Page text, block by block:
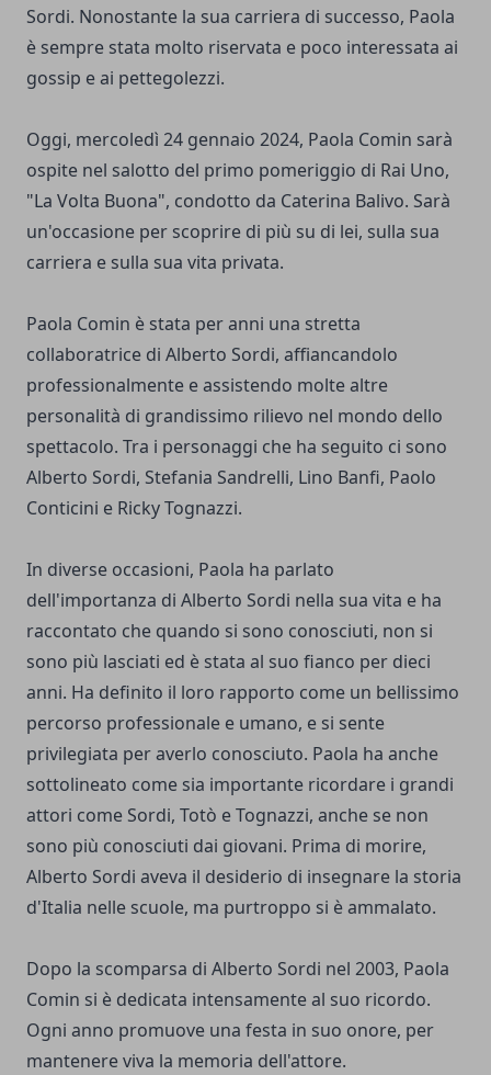
Sordi. Nonostante la sua carriera di successo, Paola
è sempre stata molto riservata e poco interessata ai
gossip e ai pettegolezzi.
Oggi, mercoledì 24 gennaio 2024, Paola Comin sarà
ospite nel salotto del primo pomeriggio di Rai Uno,
"La Volta Buona", condotto da Caterina Balivo. Sarà
un'occasione per scoprire di più su di lei, sulla sua
carriera e sulla sua vita privata.
Paola Comin è stata per anni una stretta
collaboratrice di Alberto Sordi, affiancandolo
professionalmente e assistendo molte altre
personalità di grandissimo rilievo nel mondo dello
spettacolo. Tra i personaggi che ha seguito ci sono
Alberto Sordi, Stefania Sandrelli, Lino Banfi, Paolo
Conticini e Ricky Tognazzi.
In diverse occasioni, Paola ha parlato
dell'importanza di Alberto Sordi nella sua vita e ha
raccontato che quando si sono conosciuti, non si
sono più lasciati ed è stata al suo fianco per dieci
anni. Ha definito il loro rapporto come un bellissimo
percorso professionale e umano, e si sente
privilegiata per averlo conosciuto. Paola ha anche
sottolineato come sia importante ricordare i grandi
attori come Sordi, Totò e Tognazzi, anche se non
sono più conosciuti dai giovani. Prima di morire,
Alberto Sordi aveva il desiderio di insegnare la storia
d'Italia nelle scuole, ma purtroppo si è ammalato.
Dopo la scomparsa di Alberto Sordi nel 2003, Paola
Comin si è dedicata intensamente al suo ricordo.
Ogni anno promuove una festa in suo onore, per
mantenere viva la memoria dell'attore.